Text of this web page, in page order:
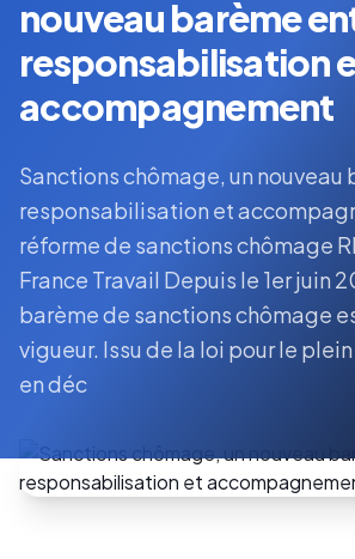
nouveau barème
responsabilisation
accompagnement
Sanctions chômage, un nouveau
responsabilisation et
réforme de sanctions chômage
France Travail Depuis le 1er juin
barème de sanctions chômage
vigueur. Issu de la loi pour le
en déc